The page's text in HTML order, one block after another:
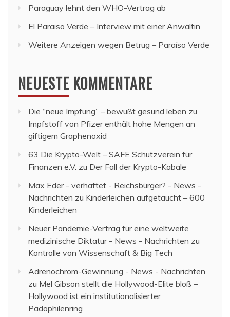
Paraguay lehnt den WHO-Vertrag ab
El Paraiso Verde – Interview mit einer Anwältin
Weitere Anzeigen wegen Betrug – Paraíso Verde
NEUESTE KOMMENTARE
Die “neue Impfung” – bewußt gesund leben zu
Impfstoff von Pfizer enthält hohe Mengen an
giftigem Graphenoxid
63 Die Krypto-Welt – SAFE Schutzverein für
Finanzen e.V. zu Der Fall der Krypto-Kabale
Max Eder - verhaftet - Reichsbürger? - News -
Nachrichten zu Kinderleichen aufgetaucht – 600
Kinderleichen
Neuer Pandemie-Vertrag für eine weltweite
medizinische Diktatur - News - Nachrichten zu
Kontrolle von Wissenschaft & Big Tech
Adrenochrom-Gewinnung - News - Nachrichten
zu Mel Gibson stellt die Hollywood-Elite bloß –
Hollywood ist ein institutionalisierter
Pädophilenring